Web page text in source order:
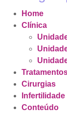
Home
Clínica
Cirurgias
Infertilidade
Conteúdo